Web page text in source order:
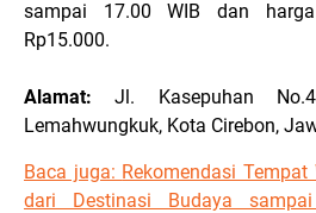
sampai 17.00 WIB dan
Rp15.000.
Alamat:Jl. Kasepuhan
Lemahwungkuk, Kota Cirebon,
Baca juga: Rekomendasi
dari Destinasi Budaya